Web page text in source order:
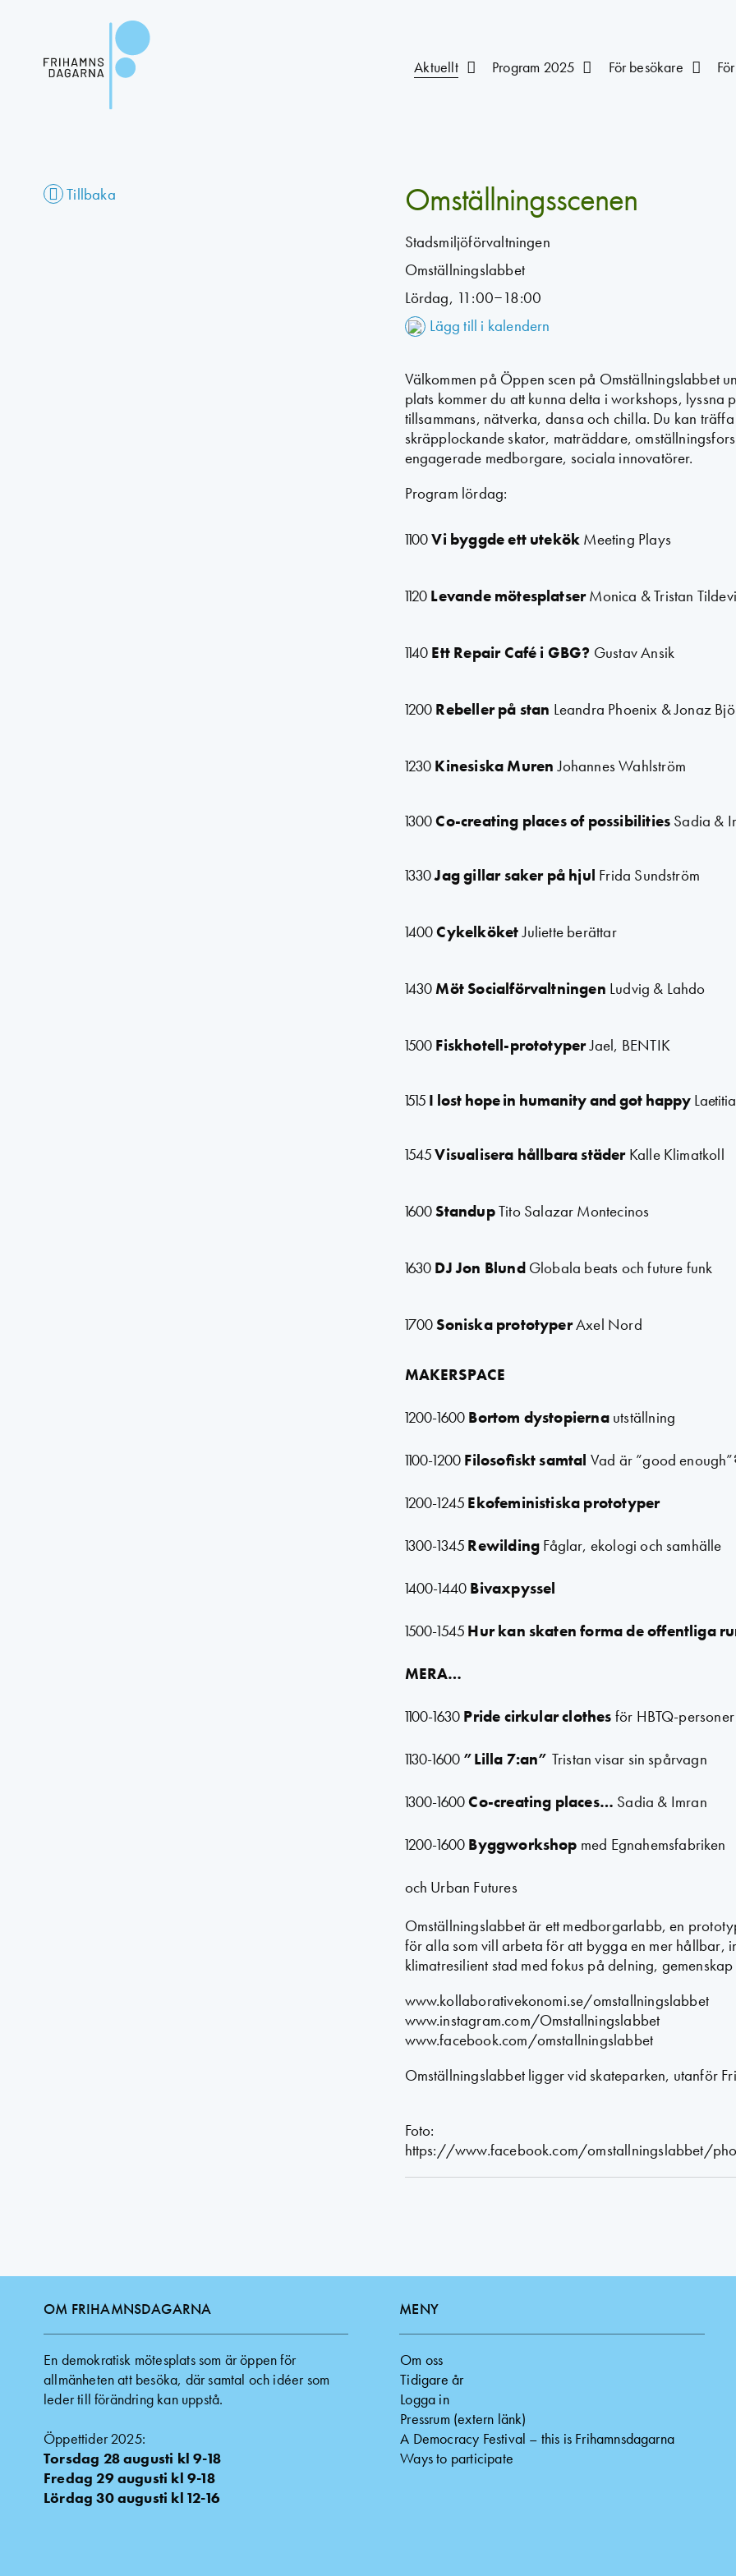
Aktuellt Program 2025 För besökare
Tillbaka Omställningsscenen
Stadsmiljöförvaltningen
Omställningslabbet
Lördag, 11:00–18:00
Lägg till i kalendern
Välkommen på Öppen scen på Omställningslabbet
plats kommer du att kunna delta i workshops,
tillsammans, nätverka, dansa och chilla. Du kan
skräpplockande skator, maträddare,
engagerade medborgare, sociala innovatörer.
Program lördag:
1100Vi byggde ett utekök Meeting Plays
1120 Levande mötesplatserMonica & Tristan
1140 Ett Repair Café i GBG? Gustav Ansik
1200 Rebeller på stan Leandra Phoenix & Jonaz
1230 Kinesiska Muren Johannes Wahlström
1300Co-creating places of possibilities Sadia &
1330Jag gillar saker på hjul Frida Sundström
1400CykelköketJuliette berättar
1430Möt Socialförvaltningen Ludvig & Lahdo
1500 Fiskhotell-prototyperJael, BENTIK
1515 I lost hope in humanity and got happy
1545Visualisera hållbara städer Kalle Klimatkoll
1600 StandupTito Salazar Montecinos
1630 DJ Jon BlundGlobala beats och future funk
1700 Soniska prototyperAxel Nord
MAKERSPACE
1200-1600 Bortom dystopiernautställning
1100-1200 Filosofiskt samtal Vad är ”good
1200-1245 Ekofeministiska prototyper
1300-1345 Rewilding Fåglar, ekologi och samhälle
1400-1440 Bivaxpyssel
1500-1545 Hur kan skaten forma de offentliga
MERA…
1100-1630 Pride cirkular clothes för HBTQ-
1130-1600 ”Lilla 7:an” Tristan visar sin spårvagn
1300-1600Co-creating places… Sadia & Imran
1200-1600 Byggworkshop med Egnahemsfabriken
och Urban Futures
Omställningslabbet är ett medborgarlabb, en
för alla som vill arbeta för att bygga en mer hållbar,
klimatresilient stad med fokus på delning,
www.kollaborativekonomi.se/omstallningslabbet
www.instagram.com/Omstallningslabbet
www.facebook.com/omstallningslabbet
Omställningslabbet ligger vid skateparken, utanför
Foto:
https://www.facebook.com/omstallningslabbet/
OM FRIHAMNSDAGARNA
En demokratisk mötesplats som är öppen för
allmänheten att besöka, där samtal och idéer som
leder till förändring kan uppstå.
Öppettider 2025:
Torsdag 28 augusti kl 9-18
Fredag 29 augusti kl 9-18
Lördag 30 augusti kl 12-16
MENY
Om oss
Tidigare år
Logga in
Pressrum (extern länk)
A Democracy Festival – this is Frihamnsdagarna
Ways to participate